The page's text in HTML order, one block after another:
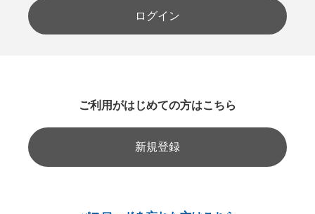
ログイン
ご利用がはじめての方はこちら
新規登録